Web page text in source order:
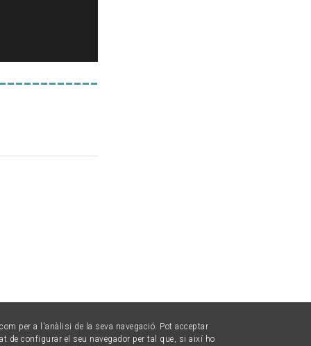
per a l'anàlisi de la seva navegació. Pot acceptar
de configurar el seu navegador per tal que, si així ho